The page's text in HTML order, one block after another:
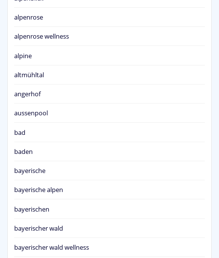
alpenrose
alpenrose wellness
alpine
altmühltal
angerhof
aussenpool
bad
baden
bayerische
bayerische alpen
bayerischen
bayerischer wald
bayerischer wald wellness